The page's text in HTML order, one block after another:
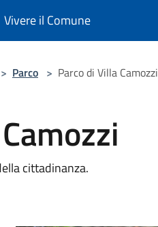
Vivere il Comune
> Parco > Parco di Villa Camozzi
cittadinanza.